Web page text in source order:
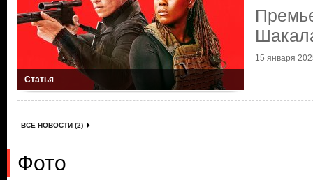
Статья
15 января
ВСЕ НОВОСТИ (2)
Фото